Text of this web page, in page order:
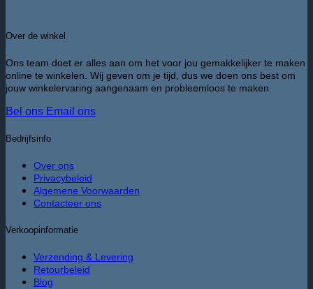
Over de winkel
Ons team doet er alles aan om het voor jou gemakkelijker te maken
online te winkelen. Wij geven om je tijd, dus we doen ons best om
jouw winkelervaring aangenaam en probleemloos te maken.
Bel ons Email ons
Bedrijfsinfo
Over ons
Privacybeleid
Algemene Voorwaarden
Contacteer ons
Verkoopinformatie
Verzending & Levering
Retourbeleid
Blog